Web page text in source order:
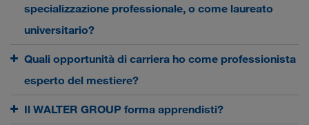
specializzazione professionale, o come laureato
universitario?
Quali opportunità di carriera ho come professionista
esperto del mestiere?
Il WALTER GROUP forma apprendisti?